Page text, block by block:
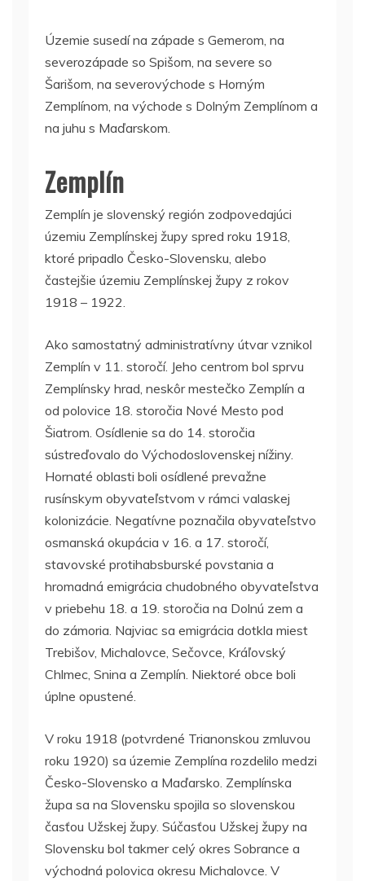
Územie susedí na západe s Gemerom, na
severozápade so Spišom, na severe so
Šarišom, na severovýchode s Horným
Zemplínom, na východe s Dolným Zemplínom a
na juhu s Maďarskom.
Zemplín
Zemplín je slovenský región zodpovedajúci
územiu Zemplínskej župy spred roku 1918,
ktoré pripadlo Česko-Slovensku, alebo
častejšie územiu Zemplínskej župy z rokov
1918 – 1922.
Ako samostatný administratívny útvar vznikol
Zemplín v 11. storočí. Jeho centrom bol sprvu
Zemplínsky hrad, neskôr mestečko Zemplín a
od polovice 18. storočia Nové Mesto pod
Šiatrom. Osídlenie sa do 14. storočia
sústreďovalo do Východoslovenskej nížiny.
Hornaté oblasti boli osídlené prevažne
rusínskym obyvateľstvom v rámci valaskej
kolonizácie. Negatívne poznačila obyvateľstvo
osmanská okupácia v 16. a 17. storočí,
stavovské protihabsburské povstania a
hromadná emigrácia chudobného obyvateľstva
v priebehu 18. a 19. storočia na Dolnú zem a
do zámoria. Najviac sa emigrácia dotkla miest
Trebišov, Michalovce, Sečovce, Kráľovský
Chlmec, Snina a Zemplín. Niektoré obce boli
úplne opustené.
V roku 1918 (potvrdené Trianonskou zmluvou
roku 1920) sa územie Zemplína rozdelilo medzi
Česko-Slovensko a Maďarsko. Zemplínska
župa sa na Slovensku spojila so slovenskou
časťou Užskej župy. Súčasťou Užskej župy na
Slovensku bol takmer celý okres Sobrance a
východná polovica okresu Michalovce. V